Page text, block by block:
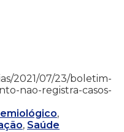
2021/07/23/boletim-
nao-registra-casos-
,
, Saúde